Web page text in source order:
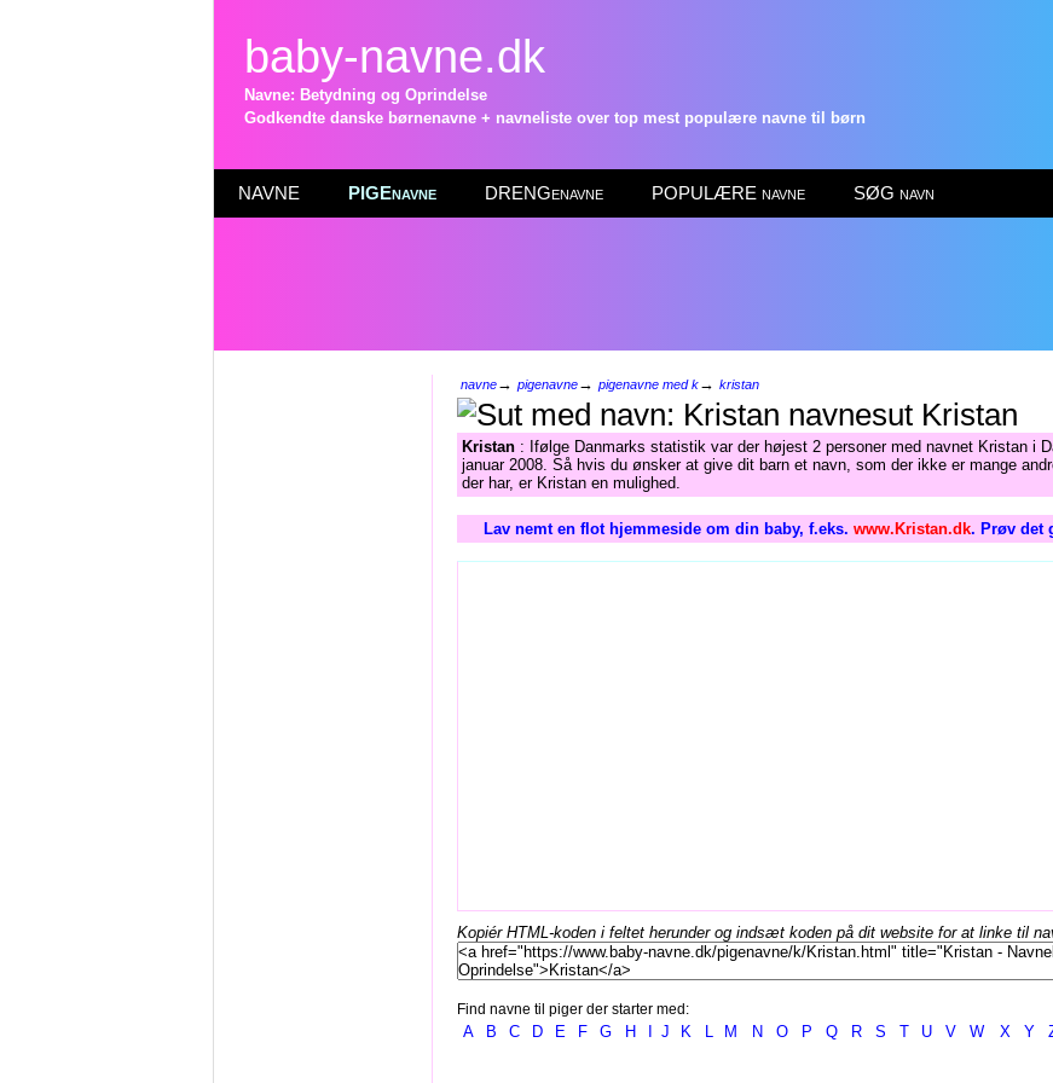
baby-navne.dk
Navne: Betydning og Oprindelse
Godkendte danske børnenavne + navneliste over top mest populære navne til børn
NAVNE PIGEnavne DRENGenavne POPULÆRE navne SØG navn
navne→ pigenavne→ pigenavne med k→ kristan
Kristan
Kristan : Ifølge Danmarks statistik var der højest 2 personer med navnet Kristan i
januar 2008. Så hvis du ønsker at give dit barn et navn, som der ikke er mange
der har, er Kristan en mulighed.
Lav nemt en flot hjemmeside om din baby, f.eks. www.Kristan.dk. Prøv det
Kopiér HTML-koden i feltet herunder og indsæt koden på dit website for at linke til
Find navne til piger der starter med:
A B C D E F G H J K L M N O P Q R S T U V W X Y